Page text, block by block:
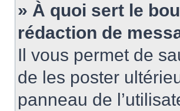
» À quoi sert le
rédaction de
Il vous permet de
de les poster
panneau de